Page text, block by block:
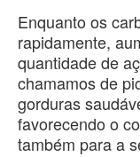
Enquanto os
rapidamente,
quantidade de
chamamos de
gorduras
favorecendo o
também para a